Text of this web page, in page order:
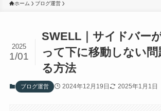
ホーム ブログ運営
SWELL｜サイドバー
って下に移動しない
る方法
2025
1/01
ブログ運営 2024年12月19日 2025年1月1日